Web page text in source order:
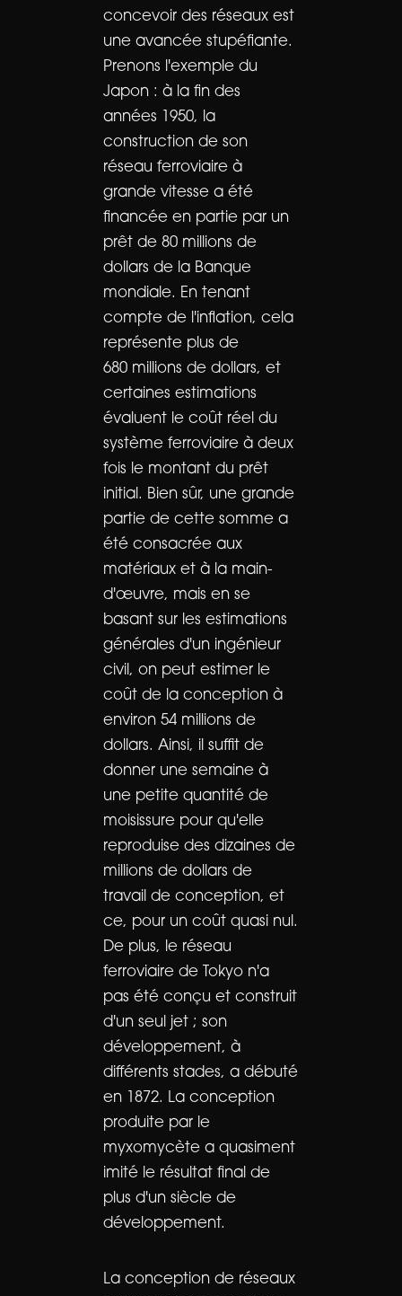
concevoir des réseaux est
une avancée stupéfiante.
Prenons l'exemple du
Japon : à la fin des
années 1950, la
construction de son
réseau ferroviaire à
grande vitesse a été
financée en partie par un
prêt de 80 millions de
dollars de la Banque
mondiale. En tenant
compte de l'inflation, cela
représente plus de
680 millions de dollars, et
certaines estimations
évaluent le coût réel du
système ferroviaire à deux
fois le montant du prêt
initial. Bien sûr, une grande
partie de cette somme a
été consacrée aux
matériaux et à la main-
d'œuvre, mais en se
basant sur les estimations
générales d'un ingénieur
civil, on peut estimer le
coût de la conception à
environ 54 millions de
dollars. Ainsi, il suffit de
donner une semaine à
une petite quantité de
moisissure pour qu'elle
reproduise des dizaines de
millions de dollars de
travail de conception, et
ce, pour un coût quasi nul.
De plus, le réseau
ferroviaire de Tokyo n'a
pas été conçu et construit
d'un seul jet ; son
développement, à
différents stades, a débuté
en 1872. La conception
produite par le
myxomycète a quasiment
imité le résultat final de
plus d'un siècle de
développement.
La conception de réseaux